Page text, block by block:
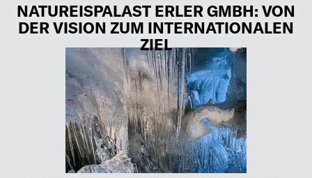
NATUREISPALAST ERLER GMBH: VON
DER VISION ZUM INTERNATIONALEN
ZIEL